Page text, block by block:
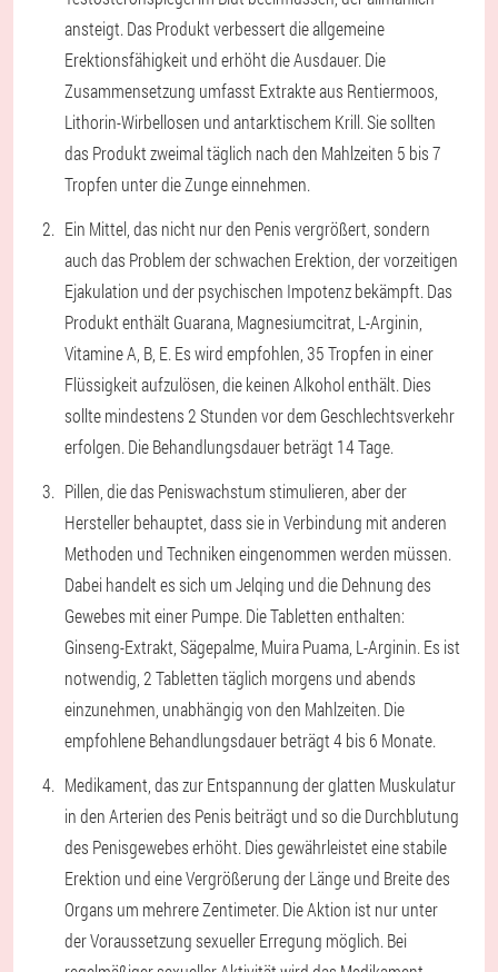
ansteigt. Das Produkt verbessert die allgemeine
Erektionsfähigkeit und erhöht die Ausdauer. Die
Zusammensetzung umfasst Extrakte aus Rentiermoos,
Lithorin-Wirbellosen und antarktischem Krill. Sie sollten
das Produkt zweimal täglich nach den Mahlzeiten 5 bis 7
Tropfen unter die Zunge einnehmen.
Ein Mittel, das nicht nur den Penis vergrößert, sondern
auch das Problem der schwachen Erektion, der vorzeitigen
Ejakulation und der psychischen Impotenz bekämpft. Das
Produkt enthält Guarana, Magnesiumcitrat, L-Arginin,
Vitamine A, B, E. Es wird empfohlen, 35 Tropfen in einer
Flüssigkeit aufzulösen, die keinen Alkohol enthält. Dies
sollte mindestens 2 Stunden vor dem Geschlechtsverkehr
erfolgen. Die Behandlungsdauer beträgt 14 Tage.
Pillen, die das Peniswachstum stimulieren, aber der
Hersteller behauptet, dass sie in Verbindung mit anderen
Methoden und Techniken eingenommen werden müssen.
Dabei handelt es sich um Jelqing und die Dehnung des
Gewebes mit einer Pumpe. Die Tabletten enthalten:
Ginseng-Extrakt, Sägepalme, Muira Puama, L-Arginin. Es ist
notwendig, 2 Tabletten täglich morgens und abends
einzunehmen, unabhängig von den Mahlzeiten. Die
empfohlene Behandlungsdauer beträgt 4 bis 6 Monate.
Medikament, das zur Entspannung der glatten Muskulatur
in den Arterien des Penis beiträgt und so die Durchblutung
des Penisgewebes erhöht. Dies gewährleistet eine stabile
Erektion und eine Vergrößerung der Länge und Breite des
Organs um mehrere Zentimeter. Die Aktion ist nur unter
der Voraussetzung sexueller Erregung möglich. Bei